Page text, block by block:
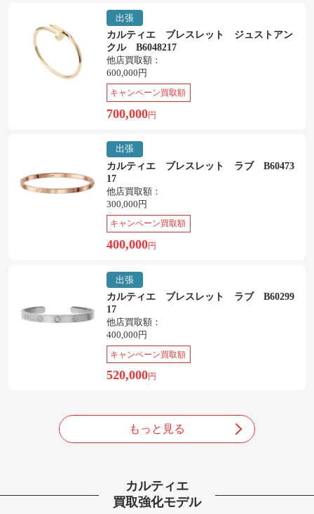
出張
カルティエ ブレスレット ジュストアン
クル B6048217
他店買取額：
600,000円
キャンペーン買取額
700,000円
出張
カルティエ ブレスレット ラブ B60473
17
他店買取額：
300,000円
キャンペーン買取額
400,000円
出張
カルティエ ブレスレット ラブ B60299
17
他店買取額：
400,000円
キャンペーン買取額
520,000円
もっと見る
カルティエ
買取強化モデル